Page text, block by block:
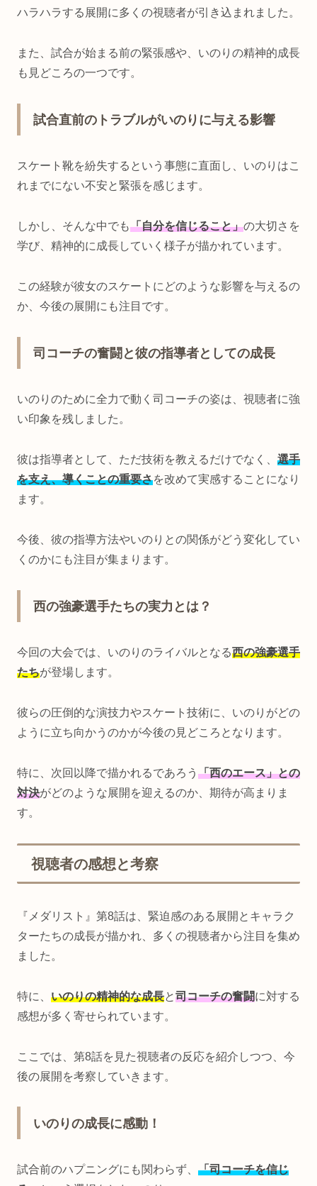
ハラハラする展開に多くの視聴者が引き込まれました。
また、試合が始まる前の緊張感や、いのりの精神的成長
も見どころの一つです。
試合直前のトラブルがいのりに与える影響
スケート靴を紛失するという事態に直面し、いのりはこ
れまでにない不安と緊張を感じます。
しかし、そんな中でも「自分を信じること」の大切さを
学び、精神的に成長していく様子が描かれています。
この経験が彼女のスケートにどのような影響を与えるの
か、今後の展開にも注目です。
司コーチの奮闘と彼の指導者としての成長
いのりのために全力で動く司コーチの姿は、視聴者に強
い印象を残しました。
彼は指導者として、ただ技術を教えるだけでなく、 選手
を支え、導くことの重要さを改めて実感することになり
ます。
今後、彼の指導方法やいのりとの関係がどう変化してい
くのかにも注目が集まります。
西の強豪選手たちの実力とは？
今回の大会では、いのりのライバルとなる西の強豪選手
たちが登場します。
彼らの圧倒的な演技力やスケート技術に、いのりがどの
ように立ち向かうのかが今後の見どころとなります。
特に、次回以降で描かれるであろう 「西のエース」との
対決がどのような展開を迎えるのか、期待が高まりま
す。
視聴者の感想と考察
『メダリスト』第8話は、緊迫感のある展開とキャラク
ターたちの成長が描かれ、多くの視聴者から注目を集め
ました。
特に、 いのりの精神的な成長と司コーチの奮闘に対する
感想が多く寄せられています。
ここでは、第8話を見た視聴者の反応を紹介しつつ、今
後の展開を考察していきます。
いのりの成長に感動！
試合前のハプニングにも関わらず、 「司コーチを信じ